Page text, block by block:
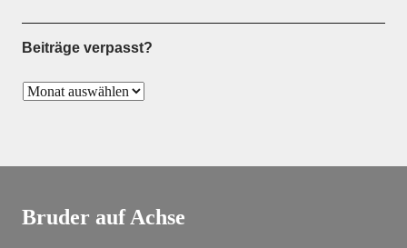
Beiträge verpasst?
Bruder auf Achse